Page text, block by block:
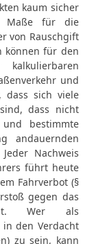
kaum sicher
Maße für die
von Rauschgift
können für den
und
dass sich viele
dass nicht
bestimmte
andauernden
Nachweis
führt heute
Fahrverbot (§
gegen das
Wer als
den Verdacht
zu sein, kann